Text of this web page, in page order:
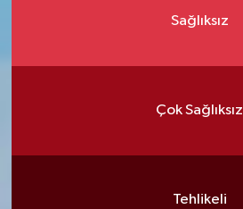
Sağlıksız
Çok Sağlıksız
Tehlikeli